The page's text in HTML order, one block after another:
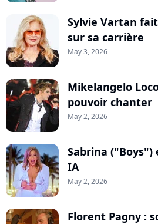
Sylvie Vartan
sur sa carrière
May 3, 2026
Mikelangelo
pouvoir chanter
May 2, 2026
Sabrina ("Boys")
IA
May 2, 2026
Florent Pagny :